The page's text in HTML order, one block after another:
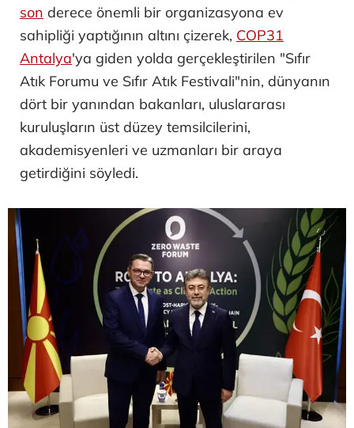
son derece önemli bir organizasyona ev
sahipliği yaptığının altını çizerek, COP31
Antalya'ya giden yolda gerçekleştirilen "Sıfır
Atık Forumu ve Sıfır Atık Festivali"nin, dünyanın
dört bir yanından bakanları, uluslararası
kuruluşların üst düzey temsilcilerini,
akademisyenleri ve uzmanları bir araya
getirdiğini söyledi.